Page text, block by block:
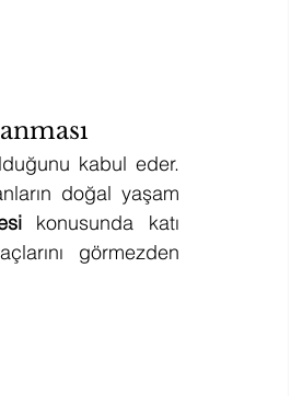
kabul eder.
doğal yaşam
konusunda katı
görmezden